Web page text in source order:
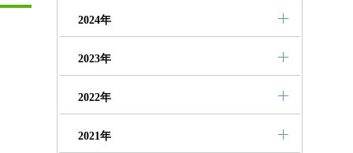
2024年
2023年
2022年
2021年